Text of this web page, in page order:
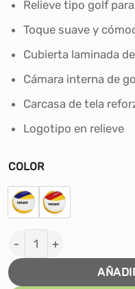
Relieve tipo golf
Toque suave y
Cubierta laminada
Cámara interna de
Carcasa de tela
Logotipo en relieve
COLOR
PELOTA DE VOLEY